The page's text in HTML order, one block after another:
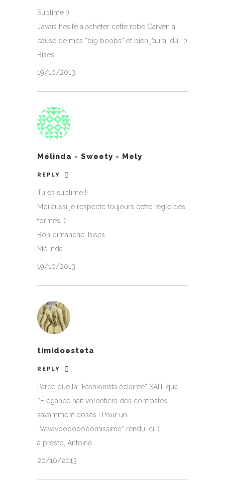
Sublime :)
J’avais hésité à acheter cette robe Carven à
cause de mes “big boobs” et bien j’aurai dû ! ;)
Bises
19/10/2013
Mélinda - Sweety - Mely
REPLY
Tu es sublime !!
Moi aussi je respecte toujours cette règle des
formes ;)
Bon dimanche, bises
Mélinda
19/10/2013
timidoesteta
REPLY
Parce que la “Fashionista éclairée” SAIT que
l’Élégance naît volontiers des contrastes
savamment dosés ! Pour un
“Vavavoooooooomissime” rendu ici ;)
a presto, Antoine
20/10/2013